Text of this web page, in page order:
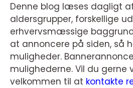
Denne blog læses dagligt
aldersgrupper, forskellige
erhvervsmæssige
at annoncere på siden, så
muligheder.
mulighederne. Vil du gerne
velkommen til at kontakte